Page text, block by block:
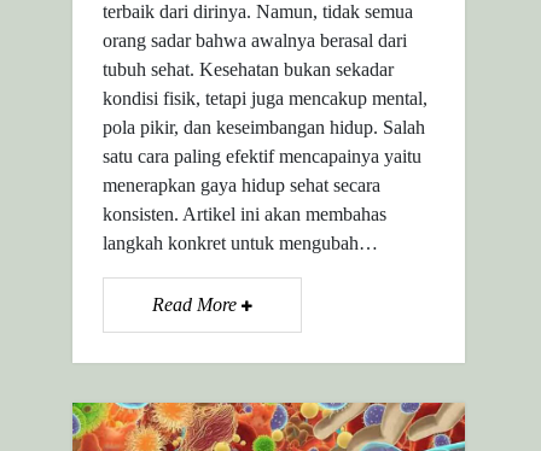
terbaik dari dirinya. Namun, tidak semua
orang sadar bahwa awalnya berasal dari
tubuh sehat. Kesehatan bukan sekadar
kondisi fisik, tetapi juga mencakup mental,
pola pikir, dan keseimbangan hidup. Salah
satu cara paling efektif mencapainya yaitu
menerapkan gaya hidup sehat secara
konsisten. Artikel ini akan membahas
langkah konkret untuk mengubah…
Read More